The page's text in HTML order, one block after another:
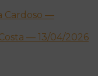
Cardoso —
— 13/04/2026